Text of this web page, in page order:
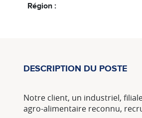
Région :
DESCRIPTION DU POSTE
Notre client, un industriel,
agro-alimentaire reconnu,